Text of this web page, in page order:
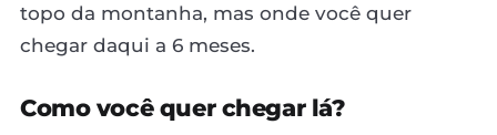
topo da montanha, mas onde você quer
chegar daqui a 6 meses.
Como você quer chegar lá?